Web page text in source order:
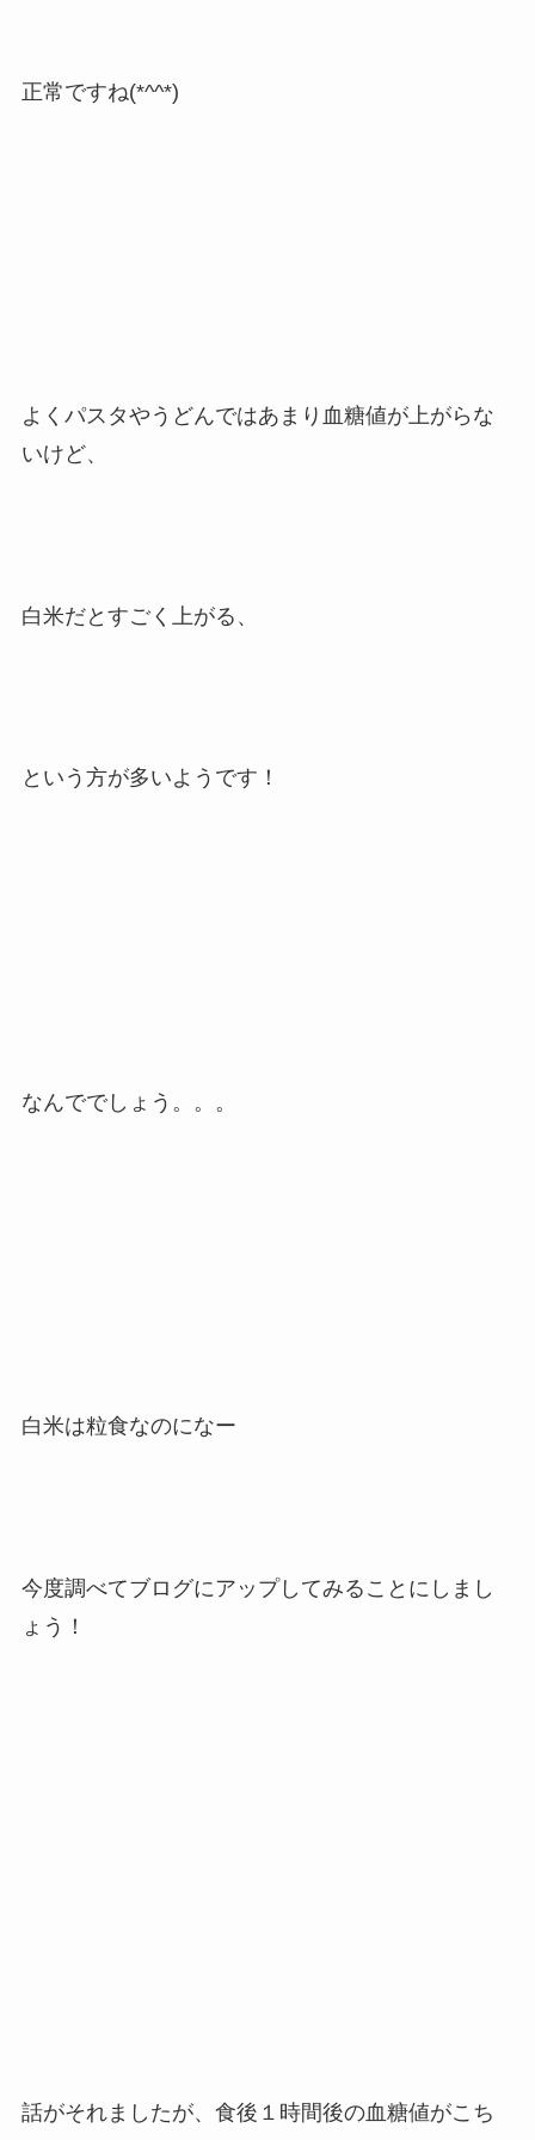
正常ですね(*^^*)
よくパスタやうどんではあまり血糖値が上がらな
いけど、
白米だとすごく上がる、
という方が多いようです！
なんででしょう。。。
白米は粒食なのになー
今度調べてブログにアップしてみることにしまし
ょう！
話がそれましたが、食後１時間後の血糖値がこち